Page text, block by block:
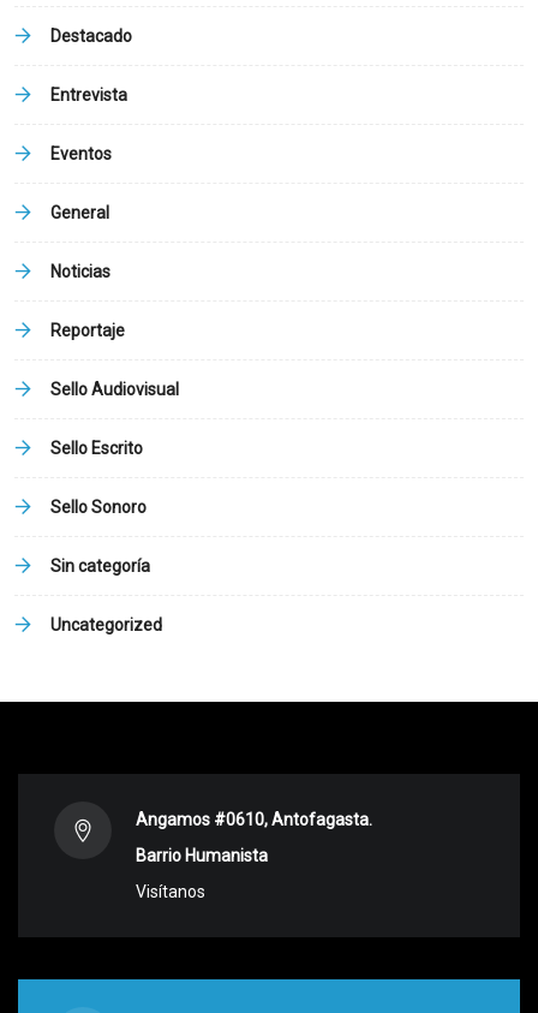
Destacado
Entrevista
Eventos
General
Noticias
Reportaje
Sello Audiovisual
Sello Escrito
Sello Sonoro
Sin categoría
Uncategorized
Angamos #0610, Antofagasta.
Barrio Humanista
Visítanos